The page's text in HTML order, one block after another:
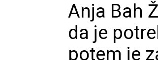
Anja Bah
da je
potem je